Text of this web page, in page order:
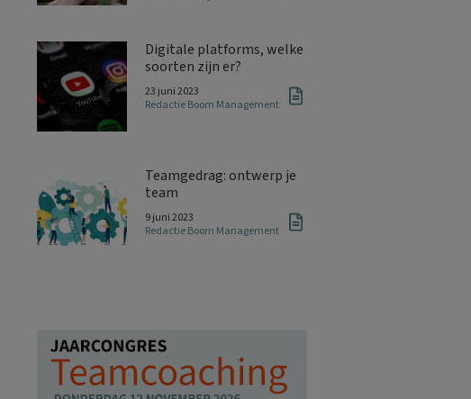
Digitale platforms, welke
soorten zijn er?
23 juni 2023
Redactie Boom Management
Teamgedrag: ontwerp je
team
9 juni 2023
Redactie Boom Management